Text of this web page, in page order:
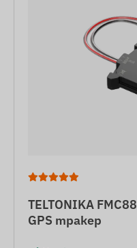
TELTONIKA
GPS тракер